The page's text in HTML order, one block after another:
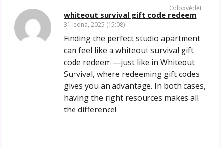
whiteout survival gift code redeem
31 ledna, 2025 (15:08)
Finding the perfect studio apartment
can feel like awhiteout survival gift
code redeem —just like in Whiteout
Survival, where redeeming gift codes
gives you an advantage. In both cases,
having the right resources makes all
the difference!
Odpovědět